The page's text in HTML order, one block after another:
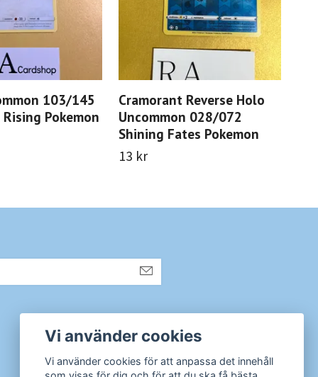
103/145
Pokemon
Cramorant Reverse Holo
Uncommon 028/072
Shining Fates Pokemon
13 kr
Instagram
Vi använder cookies
Vi använder cookies för att anpassa det innehåll